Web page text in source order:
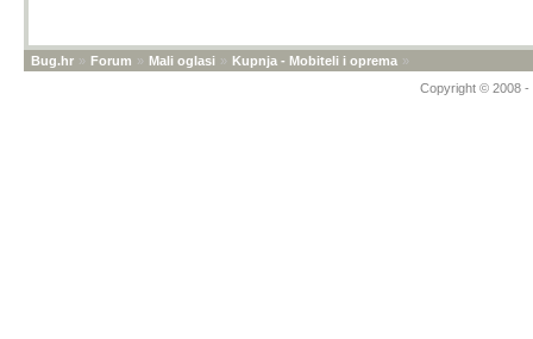
Bug.hr » Forum » Mali oglasi » Kupnja - Mobiteli i oprema »
Copyright © 2008 -